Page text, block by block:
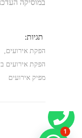
במוסיקה
תגיות:
הפקת אירועים,
הפקת אירועים
מפיק אירועים
1